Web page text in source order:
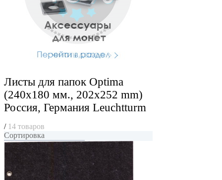
Листы для папок Optima
(240x180 мм., 202x252 mm)
Россия, Германия Leuchtturm
/ 14 товаров
Сортировка